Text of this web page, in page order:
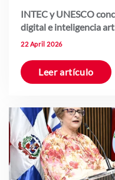
INTEC y UNESCO
digital e inteligencia
22 April 2026
Leer artículo